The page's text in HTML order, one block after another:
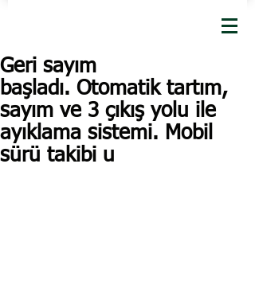
Geri sayım
başladı. Otomatik tartım,
sayım ve 3 çıkış yolu ile
ayıklama sistemi. Mobil
sürü takibi u